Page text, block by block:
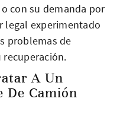
con su demanda por
legal experimentado
problemas de
recuperación.
A Un
De Camión